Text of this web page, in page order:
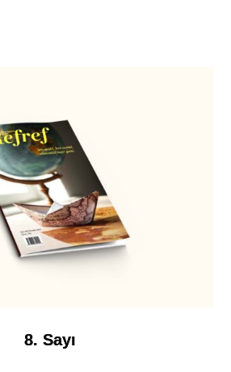
8. Sayı